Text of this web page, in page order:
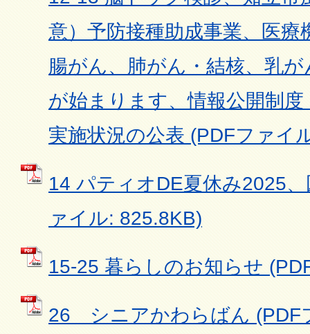
意）予防接種助成事業、医
腸がん、肺がん・結核、乳
が始まります、情報公開制
実施状況の公表 (PDFファイ
14 パティオDE夏休み2025
ァイル: 825.8KB)
15-25 暮らしのお知らせ
26 シニアかわらばん (PDF